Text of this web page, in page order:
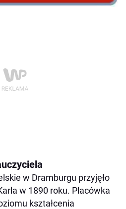
w Dramburgu przyjęło
w 1890 roku. Placówka
kształcenia